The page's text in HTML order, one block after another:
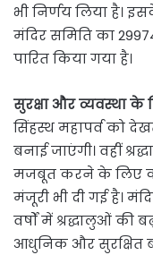
भी निर्णय लिया है।
मंदिर समिति का
पारित किया गया है।
सुरक्षा और व्यवस्था
सिंहस्थ महापर्व को
बनाई जाएंगी। वहीं
मजबूत करने के लिए
मंजूरी भी दी गई है।
वर्षों में श्रद्धालुओं की
आधुनिक और सुरक्षित